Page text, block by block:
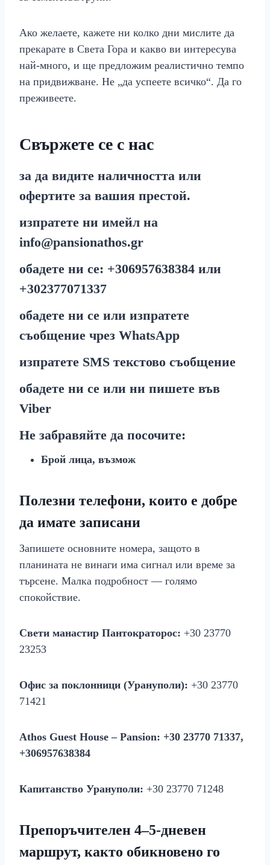
Ако желаете, кажете ни колко дни мислите да
прекарате в Света Гора и какво ви интересува
най‑много, и ще предложим реалистично темпо
на придвижване. Не „да успеете всичко“. Да го
преживеете.
Свържете се с нас
за да видите наличността или
офертите за вашия престой.
изпратете ни имейл на
info@pansionathos.gr
обадете ни се: +306957638384 или
+302377071337
обадете ни се или изпратете
съобщение чрез WhatsApp
изпратете SMS текстово съобщение
обадете ни се или ни пишете във
Viber
Не забравяйте да посочите:
Брой лица, възмож
Полезни телефони, които е добре
да имате записани
Запишете основните номера, защото в
планината не винаги има сигнал или време за
търсене. Малка подробност — голямо
спокойствие.
Свети манастир Пантократорос: +30 23770
23253
Офис за поклонници (Урануполи): +30 23770
71421
Athos Guest House – Pansion: +30 23770 71337,
+306957638384
Капитанство Урануполи: +30 23770 71248
Препоръчителен 4–5‑дневен
маршрут, както обикновено го